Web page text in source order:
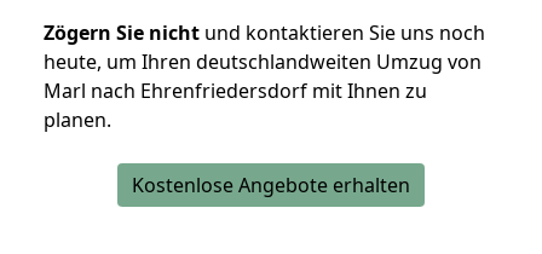
Zögern Sie nicht und kontaktieren Sie uns noch
heute, um Ihren deutschlandweiten Umzug von
Marl nach Ehrenfriedersdorf mit Ihnen zu
planen.
Kostenlose Angebote erhalten